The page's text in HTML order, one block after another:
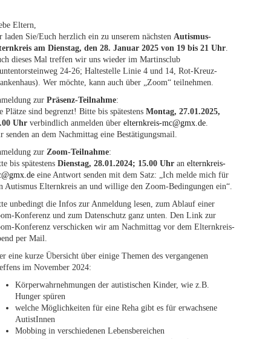
Eltern,
laden Sie/Euch herzlich ein zu unserem nächsten Autismus-
am Dienstag, den 28. Januar 2025 von 19 bis 21 Uhr
dieses Mal treffen wir uns wieder im Martinsclub
24-26; Haltestelle Linie 4 und 14, Rot-Kreuz-
Wer möchte, kann auch über „Zoom“ teilnehmen.
zur Präsenz-Teilnahme:
Plätze sind begrenzt! Bitte bis spätestens Montag, 27.01.2025,
Uhr verbindlich anmelden über elternkreis-mc@gmx.de
senden an dem Nachmittag eine Bestätigungsmail.
zur Zoom-Teilnahme:
bis spätestens Dienstag, 28.01.2024; 15.00 Uhr an elternkreis-
eine Antwort senden mit dem Satz: „Ich melde mich für
Autismus Elternkreis an und willige den Zoom-Bedingungen ein“.
unbedingt die Infos zur Anmeldung lesen, zum Ablauf einer
Konferenz und zum Datenschutz ganz unten. Den Link zur
Konferenz verschicken wir am Nachmittag vor dem Elternkreis-
per Mail.
eine kurze Übersicht über einige Themen des vergangenen
im November 2024:
Körperwahrnehmungen der autistischen Kinder, wie z.B.
Hunger spüren
welche Möglichkeiten für eine Reha gibt es für erwachsene
AutistInnen
Mobbing in verschiedenen Lebensbereichen